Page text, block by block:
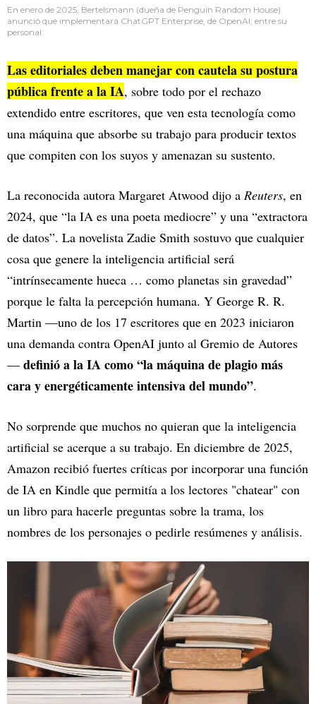
En enero de 2025, Bertelsmann (dueña de Penguin Random House)
anunció que implementará ChatGPT Enterprise, de OpenAI, entre su
personal.
Las editoriales deben manejar con cautela su postura
pública frente a la IA, sobre todo por el rechazo
extendido entre escritores, que ven esta tecnología como
una máquina que absorbe su trabajo para producir textos
que compiten con los suyos y amenazan su sustento.
La reconocida autora Margaret Atwood dijo a Reuters, en
2024, que “la IA es una poeta mediocre” y una “extractora
de datos”. La novelista Zadie Smith sostuvo que cualquier
cosa que genere la inteligencia artificial será
“intrínsecamente hueca … como planetas sin gravedad”
porque le falta la percepción humana. Y George R. R.
Martin —uno de los 17 escritores que en 2023 iniciaron
una demanda contra OpenAI junto al Gremio de Autores
— definió a la IA como “la máquina de plagio más
cara y energéticamente intensiva del mundo”.
No sorprende que muchos no quieran que la inteligencia
artificial se acerque a su trabajo. En diciembre de 2025,
Amazon recibió fuertes críticas por incorporar una función
de IA en Kindle que permitía a los lectores "chatear" con
un libro para hacerle preguntas sobre la trama, los
nombres de los personajes o pedirle resúmenes y análisis.